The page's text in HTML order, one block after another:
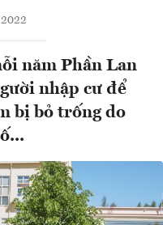
năm Phần Lan
nhập cư để
bị bỏ trống do